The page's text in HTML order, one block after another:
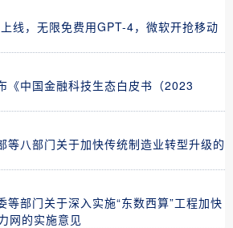
线，无限免费用GPT-4，微软开抢移动
《中国金融科技生态白皮书（2023
等八部门关于加快传统制造业转型升级的
等部门关于深入实施“东数西算”工程加快
网的实施意见